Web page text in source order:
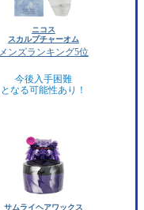
ニコス
スカルプチャーオム
メンズランキング5位
今後入手困難
となる可能性あり！
サムライヘアワックス